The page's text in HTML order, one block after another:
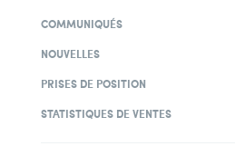
COMMUNIQUÉS
NOUVELLES
PRISES DE POSITION
STATISTIQUES DE VENTES